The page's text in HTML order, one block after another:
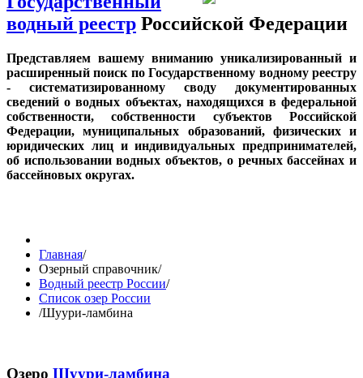
водный реестр Российской Федерации
Представляем вашему вниманию уникализированный и
расширенный поиск по Государственному водному реестру
- систематизированному своду документированных
сведений о водных объектах, находящихся в федеральной
собственности, собственности субъектов Российской
Федерации, муниципальных образований, физических и
юридических лиц и индивидуальных предпринимателей,
об использовании водных объектов, о речных бассейнах и
бассейновых округах.
Главная/
Озерный справочник/
Водный реестр России/
Список озер России
/Шуури-ламбина
Озеро Шуури-ламбина